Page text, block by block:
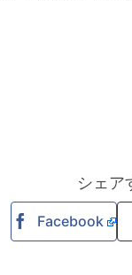
シェア
Facebook